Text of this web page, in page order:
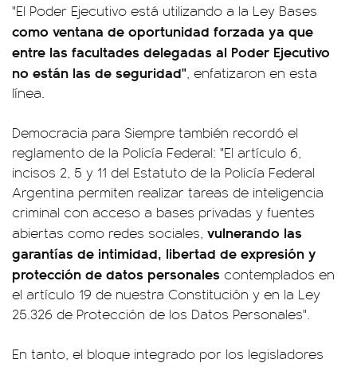
"El Poder Ejecutivo está utilizando a la Ley Bases
como ventana de oportunidad forzada ya que
entre las facultades delegadas al Poder Ejecutivo
no están las de seguridad", enfatizaron en esta
línea.
Democracia para Siempre también recordó el
reglamento de la Policía Federal: "El artículo 6,
incisos 2, 5 y 11 del Estatuto de la Policía Federal
Argentina permiten realizar tareas de inteligencia
criminal con acceso a bases privadas y fuentes
abiertas como redes sociales, vulnerando las
garantías de intimidad, libertad de expresión y
protección de datos personales contemplados en
el artículo 19 de nuestra Constitución y en la Ley
25.326 de Protección de los Datos Personales".
En tanto, el bloque integrado por los legisladores